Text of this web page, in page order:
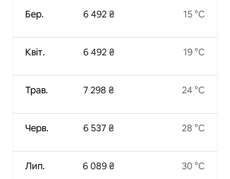
Бер.
Квіт.
Трав.
Черв.
Лип.
6 492 ₴
6 492 ₴
7 298 ₴
6 537 ₴
6 089 ₴
15 °C
19 °C
24 °C
28 °C
30 °C